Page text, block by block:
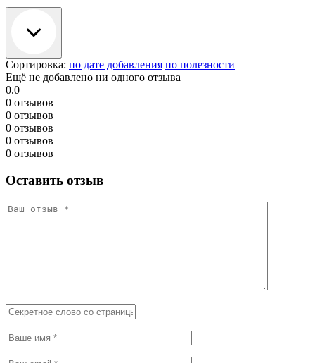
Сортировка: по дате добавления по полезности
Ещё не добавлено ни одного отзыва
0.0
0 отзывов
0 отзывов
0 отзывов
0 отзывов
0 отзывов
Оставить отзыв